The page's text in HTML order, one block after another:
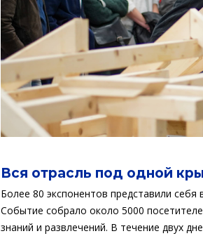
Вся отрасль под одной
Более 80 экспонентов представили
Событие собрало около 5000
знаний и развлечений. В течение двух